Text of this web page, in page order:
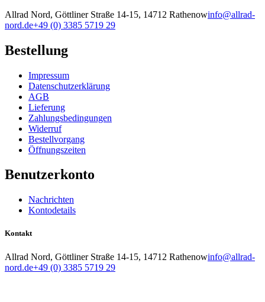
Allrad Nord, Göttliner Straße 14-15, 14712 Rathenowinfo@allrad-
nord.de+49 (0) 3385 5719 29
Bestellung
Impressum
Datenschutzerklärung
AGB
Lieferung
Zahlungsbedingungen
Widerruf
Bestellvorgang
Öffnungszeiten
Benutzerkonto
Nachrichten
Kontodetails
Kontakt
Allrad Nord, Göttliner Straße 14-15, 14712 Rathenowinfo@allrad-
nord.de+49 (0) 3385 5719 29